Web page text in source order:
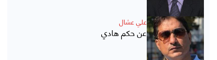
علي عشال
عن حكم هادي